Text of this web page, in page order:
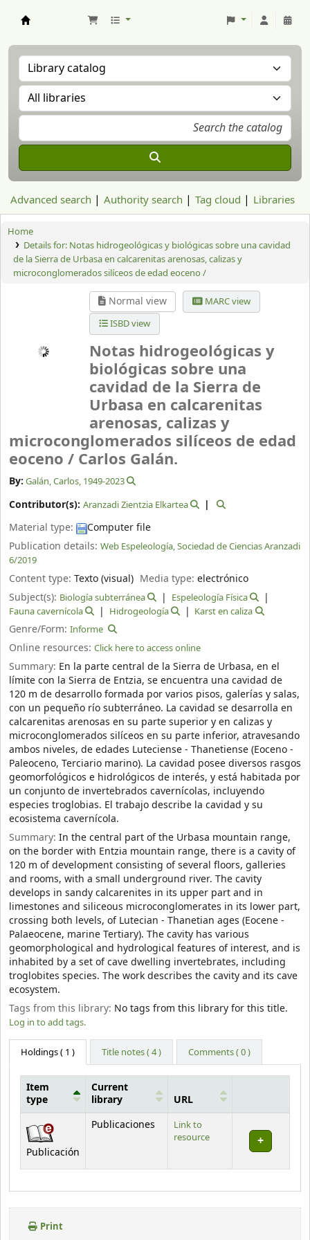
Advanced search Authority search Tag cloud Libraries
Home
Details for: Notas hidrogeológicas y biológicas sobre una cavidad
de la Sierra de Urbasa en calcarenitas arenosas, calizas y
microconglomerados silíceos de edad eoceno /
Normal view
MARC view
ISBD view
Notas hidrogeológicas y
biológicas sobre una
cavidad de la Sierra de
Urbasa en calcarenitas
arenosas, calizas y
microconglomerados silíceos de edad
eoceno / Carlos Galán.
By: Galán, Carlos, 1949-2023
Contributor(s): Aranzadi Zientzia Elkartea
Material type:
Computer file
Publication details: Web Espeleología, Sociedad de Ciencias Aranzadi
6/2019
Content type: Texto (visual) Media type:electrónico
Subject(s): Biología subterránea
Espeleología Física
Fauna cavernícola
Hidrogeología Karst en caliza
Genre/Form: Informe
Online resources: Click here to access online
Summary: En la parte central de la Sierra de Urbasa, en el
límite con la Sierra de Entzia, se encuentra una cavidad de
120 m de desarrollo formada por varios pisos, galerías y salas,
con un pequeño río subterráneo. La cavidad se desarrolla en
calcarenitas arenosas en su parte superior y en calizas y
microconglomerados silíceos en su parte inferior, atravesando
ambos niveles, de edades Luteciense - Thanetiense (Eoceno -
Paleoceno, Terciario marino). La cavidad posee diversos rasgos
geomorfológicos e hidrológicos de interés, y está habitada por
un conjunto de invertebrados cavernícolas, incluyendo
especies troglobias. El trabajo describe la cavidad y su
ecosistema cavernícola.
Summary: In the central part of the Urbasa mountain range,
on the border with Entzia mountain range, there is a cavity of
120 m of development consisting of several floors, galleries
and rooms, with a small underground river. The cavity
develops in sandy calcarenites in its upper part and in
limestones and siliceous microconglomerates in its lower part,
crossing both levels, of Lutecian - Thanetian ages (Eocene -
Palaeocene, marine Tertiary). The cavity has various
geomorphological and hydrological features of interest, and is
inhabited by a set of cave dwelling invertebrates, including
troglobites species. The work describes the cavity and its cave
ecosystem.
Tags from this library: No tags from this library for this title.
Log in to add tags.
Holdings( 1 ) Title notes ( 4 ) Comments ( 0 )
Holdings
Item
type
Current
library
URL
Publicación
Publicaciones
Link to
resource
Print